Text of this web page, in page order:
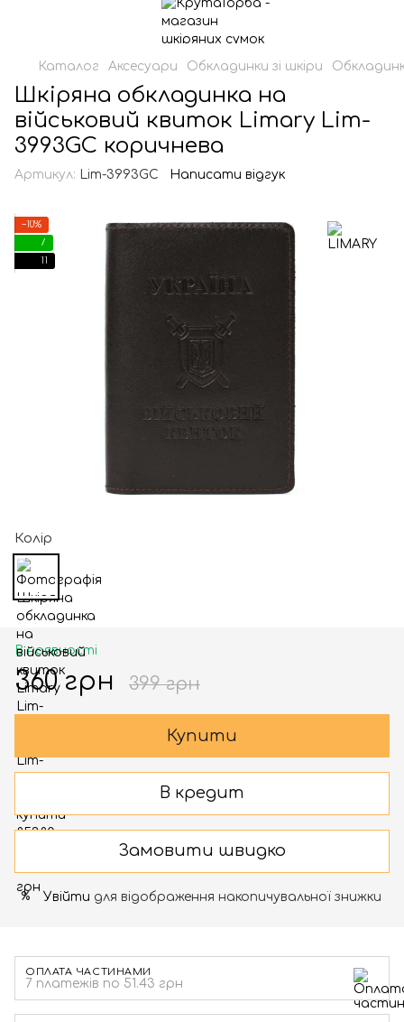
Каталог Аксесуари Обкладинки зі шкіри
Шкіряна обкладинка на
військовий квиток Limary Lim-
3993GC коричнева
Артикул: Lim-3993GC Написати відгук
−10%
7
11
Колір
В наявності
360 грн 399 грн
Купити
В кредит
Замовити швидко
% Увійти для відображення накопичувальної знижки
ОПЛАТА ЧАСТИНАМИ
7 платежів по 51.43 грн